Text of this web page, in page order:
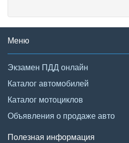
Меню
Экзамен ПДД онлайн
Каталог автомобилей
Каталог мотоциклов
Объявления о продаже авто
Полезная информация